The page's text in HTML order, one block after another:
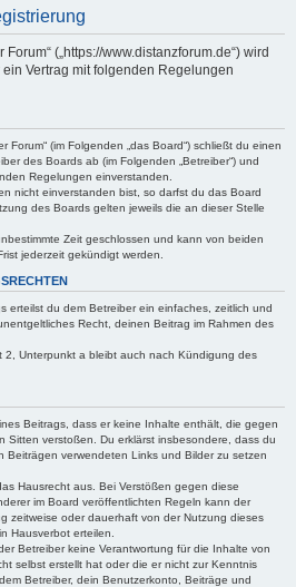
(„https://www.distanzforum.de“) wird
Vertrag mit folgenden Regelungen
Forum“ (im Folgenden „das Board“) schließt du einen
des Boards ab (im Folgenden „Betreiber“) und
Regelungen einverstanden.
nicht einverstanden bist, so darfst du das Board
des Boards gelten jeweils die an dieser Stelle
Zeit geschlossen und kann von beiden
jederzeit gekündigt werden.
erteilst du dem Betreiber ein einfaches, zeitlich und
Recht, deinen Beitrag im Rahmen des
2, Unterpunkt a bleibt auch nach Kündigung des
Beitrags, dass er keine Inhalte enthält, die gegen
Sitten verstoßen. Du erklärst insbesondere, dass du
Beiträgen verwendeten Links und Bilder zu setzen
Hausrecht aus. Bei Verstößen gegen diese
im Board veröffentlichten Regeln kann der
zeitweise oder dauerhaft von der Nutzung dieses
Hausverbot erteilen.
Betreiber keine Verantwortung für die Inhalte von
selbst erstellt hat oder die er nicht zur Kenntnis
Betreiber, dein Benutzerkonto, Beiträge und